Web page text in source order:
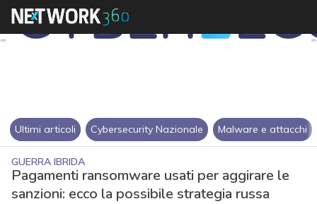
Ultimi articoli Cybersecurity Nazionale Malware e attacchi
GUERRA IBRIDA
Pagamenti ransomware usati per aggirare le
sanzioni: ecco la possibile strategia russa